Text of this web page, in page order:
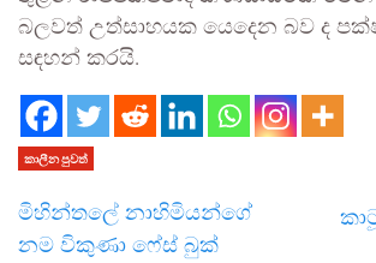
බලවත් උත්සාහයක යෙදෙන බව ද
සඳහන් කරයි.
කාලීන පුවත්
මිහින්තලේ නාහිමියන්ගේ
නම විකුණා ෆේස් බුක්